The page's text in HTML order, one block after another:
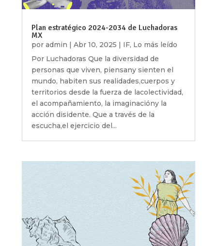
Plan estratégico 2024-2034 de Luchadoras
MX
por admin | Abr 10, 2025 | IF, Lo más leído
Por Luchadoras Que la diversidad de
personas que viven, piensany sienten el
mundo, habiten sus realidades,cuerpos y
territorios desde la fuerza de lacolectividad,
el acompañamiento, la imaginacióny la
acción disidente. Que a través de la
escucha,el ejercicio del...